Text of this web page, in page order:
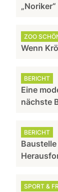
„Noriker“
ZOO
Wenn
BERICHT
Eine
nächste
BERICHT
SPORT &